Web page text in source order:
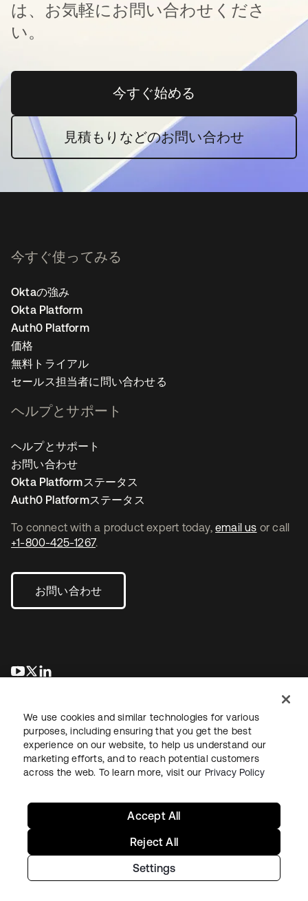
は、お気軽にお問い合わせくださ
い。
今すぐ始める新しいタブで開く
見積もりなどのお問い合わせ
To connect with a product expert today, email us or call
+1-800-425-1267.
お問い合わせ
新しいタブで開く
新しいタブで開く
今すぐ使ってみる
Oktaの強み
Okta Platform
Auth0 Platform
価格
無料トライアル
セールス担当者に問い合わせる
ヘルプとサポート
ヘルプとサポート
お問い合わせ
Okta Platformステータス
Auth0 Platformステータス
法務プライバシーポリシーサイト利用規約セキュリティ
Copyright © 2026 Okta. All rights reserved.
We use cookies and similar technologies for various
purposes, including ensuring that you get the best
experience on our website, to help us understand our
marketing efforts, and to reach potential customers
across the web. To learn more, visit our Privacy Policy
Settings
Reject All
Accept All